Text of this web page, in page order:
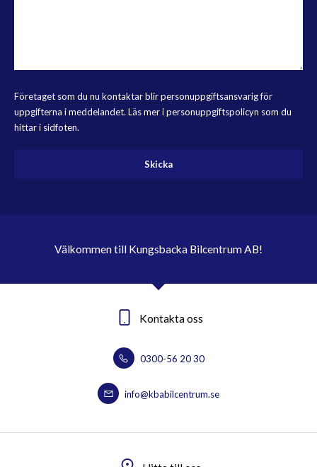
Företaget som du nu kontaktar blir personuppgiftsansvarig för
uppgifterna i meddelandet. Läs mer i personuppgiftspolicyn som du
hittar i sidfoten.
Skicka
Välkommen till Kungsbacka Bilcentrum AB!
Kontakta oss
0300-56 20 30
info@kbabilcentrum.se